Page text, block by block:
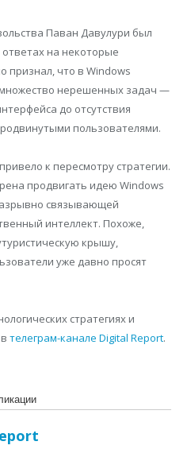
Паван Давулури был
на некоторые
признал, что в Windows
нерешенных задач —
до отсутствия
пользователями.
к пересмотру стратегии.
продвигать идею Windows
связывающей
интеллект. Похоже,
крышу,
уже давно просят
стратегиях и
телеграм-канале Digital Report.